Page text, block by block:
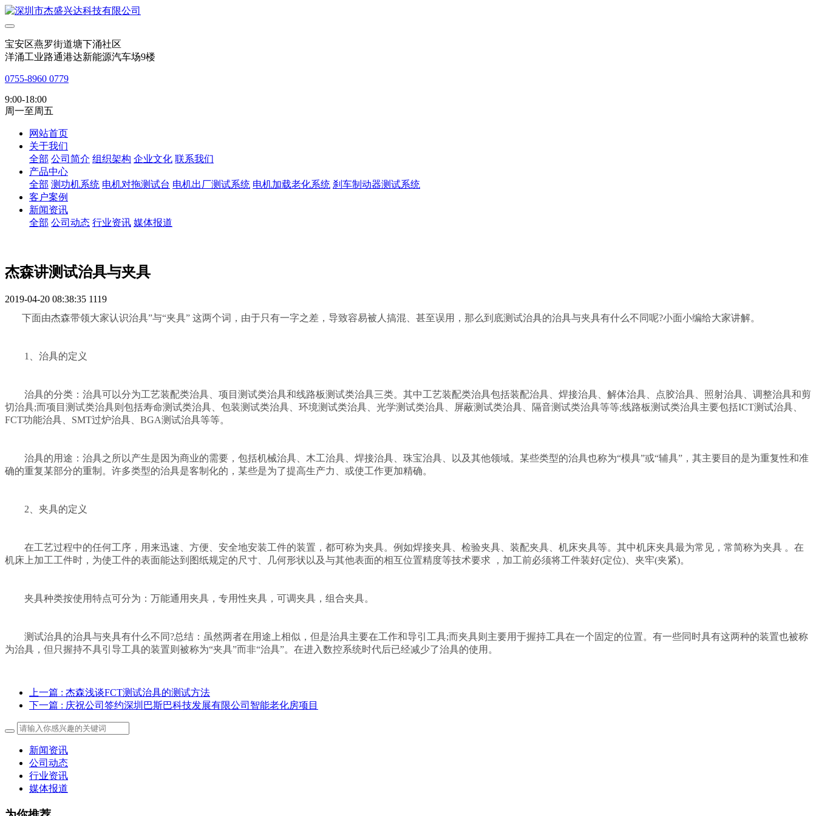
宝安区燕罗街道塘下涌社区
洋涌工业路通港达新能源汽车场9楼
0755-8960 0779
9:00-18:00
周一至周五
网站首页
关于我们
全部 公司简介 组织架构 企业文化 联系我们
产品中心
全部 测功机系统 电机对拖测试台 电机出厂测试系统 电机加载老化系统 刹车制动器测试系统
客户案例
新闻资讯
全部 公司动态 行业资讯 媒体报道
杰森讲测试治具与夹具
2019-04-20 08:38:35 1119
下面由杰森带领大家认识治具”与“夹具” 这两个词，由于只有一字之差，导致容易被人搞混、甚至误用，那么到底测试治具的治具与夹具有什么不同呢?小面小编给大家讲解。
1、治具的定义
治具的分类：治具可以分为工艺装配类治具、项目测试类治具和线路板测试类治具三类。其中工艺装配类治具包括装配治具、焊接治具、解体治具、点胶治具、照射治具、调整治具和剪
切治具;而项目测试类治具则包括寿命测试类治具、包装测试类治具、环境测试类治具、光学测试类治具、屏蔽测试类治具、隔音测试类治具等等;线路板测试类治具主要包括ICT测试治具、
FCT功能治具、SMT过炉治具、BGA测试治具等等。
治具的用途：治具之所以产生是因为商业的需要，包括机械治具、木工治具、焊接治具、珠宝治具、以及其他领域。某些类型的治具也称为“模具”或“辅具”，其主要目的是为重复性和准
确的重复某部分的重制。许多类型的治具是客制化的，某些是为了提高生产力、或使工作更加精确。
2、夹具的定义
在工艺过程中的任何工序，用来迅速、方便、安全地安装工件的装置，都可称为夹具。例如焊接夹具、检验夹具、装配夹具、机床夹具等。其中机床夹具最为常见，常简称为夹具 。在
机床上加工工件时，为使工件的表面能达到图纸规定的尺寸、几何形状以及与其他表面的相互位置精度等技术要求 ，加工前必须将工件装好(定位)、夹牢(夹紧)。
夹具种类按使用特点可分为：万能通用夹具，专用性夹具，可调夹具，组合夹具。
测试治具的治具与夹具有什么不同?总结：虽然两者在用途上相似，但是治具主要在工作和导引工具;而夹具则主要用于握持工具在一个固定的位置。有一些同时具有这两种的装置也被称
为治具，但只握持不具引导工具的装置则被称为“夹具”而非“治具”。在进入数控系统时代后已经减少了治具的使用。
上一篇 : 杰森浅谈FCT测试治具的测试方法
下一篇 : 庆祝公司签约深圳巴斯巴科技发展有限公司智能老化房项目
新闻资讯
公司动态
行业资讯
媒体报道